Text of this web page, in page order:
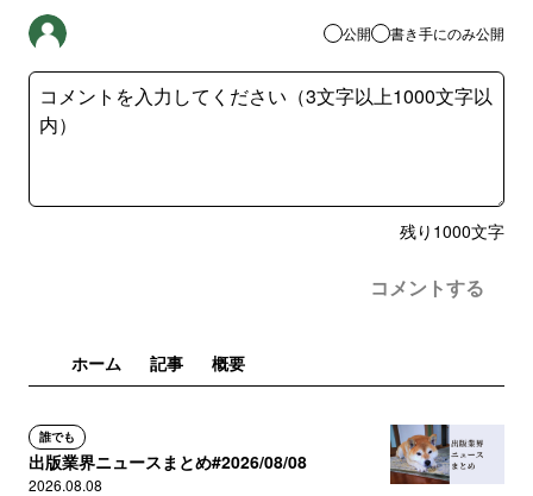
公開 書き手にのみ公開
残り 1000文字
コメントする
ホーム 記事 概要
誰でも
出版業界ニュースまとめ#2026/08/08
2026.08.08